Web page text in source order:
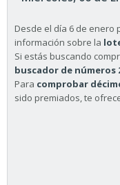
Desde el día 6 de enero
información sobre la
Si estás buscando
buscador de números
Para comprobar
sido premiados, te